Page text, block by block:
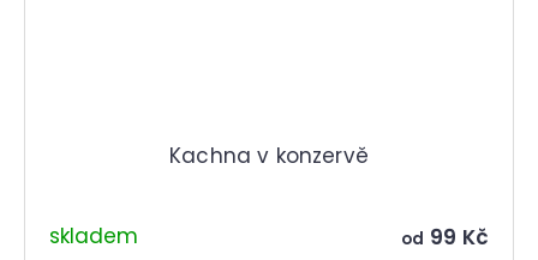
Kachna v konzervě
skladem od 99 Kč